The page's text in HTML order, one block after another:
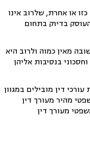
או אחרת, שלרוב אינו
בדיוק בתחום
מאין כמוה ולרוב היא
בנסיבות אליהן
דין מובילים במגוון
מהיר מעורך דין
מעורך דין